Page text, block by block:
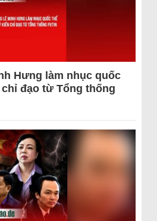
Hưng làm nhục quốc
đạo từ Tổng thống